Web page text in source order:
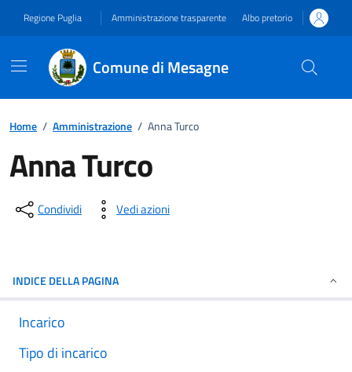
Regione Puglia Amministrazione trasparente Albo pretorio
Comune di Mesagne
Home / Amministrazione / Anna Turco
Anna Turco
Dettagli del documento
Condividi Vedi azioni
INDICE DELLA PAGINA
Incarico
Tipo di incarico